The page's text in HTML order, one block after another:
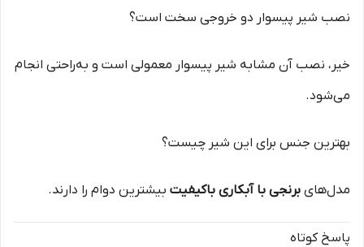
نصب شیر پیسوار دو خروجی سخت است؟
خیر، نصب آن مشابه شیر پیسوار معمولی است و به‌راحتی انجام
می‌شود.
بهترین جنس برای این شیر چیست؟
مدل‌های برنجی با آبکاری باکیفیت بیشترین دوام را دارند.
پاسخ کوتاه